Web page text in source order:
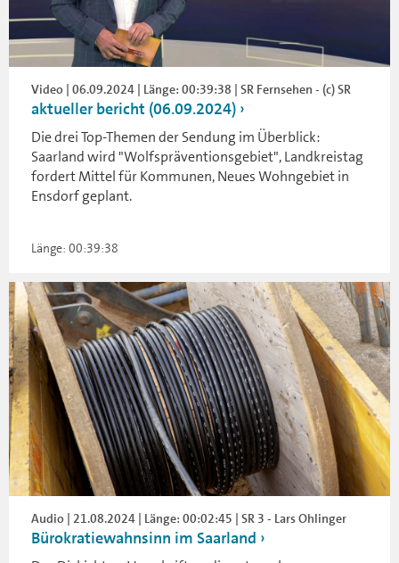
Video | 06.09.2024 | Länge: 00:39:38 | SR Fernsehen - (c) SR
aktueller bericht (06.09.2024)
Die drei Top-Themen der Sendung im Überblick:
Saarland wird "Wolfspräventionsgebiet", Landkreistag
fordert Mittel für Kommunen, Neues Wohngebiet in
Ensdorf geplant.
Länge: 00:39:38
Audio | 21.08.2024 | Länge: 00:02:45 | SR 3 - Lars Ohlinger
Bürokratiewahnsinn im Saarland